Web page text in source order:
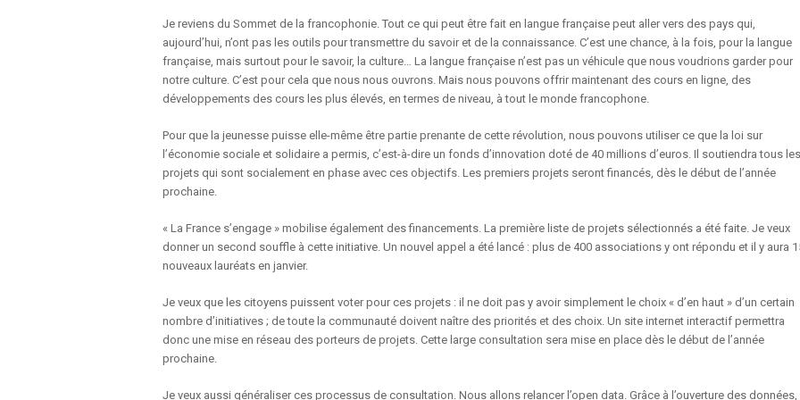
Je reviens du Sommet de la francophonie. Tout ce qui peut être fait en langue française peut aller vers des pays qui,
aujourd’hui, n’ont pas les outils pour transmettre du savoir et de la connaissance. C’est une chance, à la fois, pour la langue
française, mais surtout pour le savoir, la culture… La langue française n’est pas un véhicule que nous voudrions garder pour
notre culture. C’est pour cela que nous nous ouvrons. Mais nous pouvons offrir maintenant des cours en ligne, des
développements des cours les plus élevés, en termes de niveau, à tout le monde francophone.
Pour que la jeunesse puisse elle-même être partie prenante de cette révolution, nous pouvons utiliser ce que la loi sur
l’économie sociale et solidaire a permis, c’est-à-dire un fonds d’innovation doté de 40 millions d’euros. Il soutiendra tous les
projets qui sont socialement en phase avec ces objectifs. Les premiers projets seront financés, dès le début de l’année
prochaine.
« La France s’engage » mobilise également des financements. La première liste de projets sélectionnés a été faite. Je veux
donner un second souffle à cette initiative. Un nouvel appel a été lancé : plus de 400 associations y ont répondu et il y aura
nouveaux lauréats en janvier.
Je veux que les citoyens puissent voter pour ces projets : il ne doit pas y avoir simplement le choix « d’en haut » d’un certain
nombre d’initiatives ; de toute la communauté doivent naître des priorités et des choix. Un site internet interactif permettra
donc une mise en réseau des porteurs de projets. Cette large consultation sera mise en place dès le début de l’année
prochaine.
Je veux aussi généraliser ces processus de consultation. Nous allons relancer l’open data. Grâce à l’ouverture des données,